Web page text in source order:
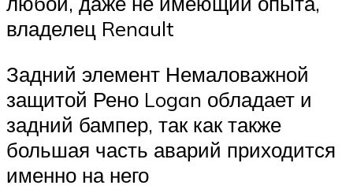
владелец Renault
Задний элемент Немаловажной
защитой Рено Logan обладает и
задний бампер, так как также
большая часть аварий приходится
именно на него